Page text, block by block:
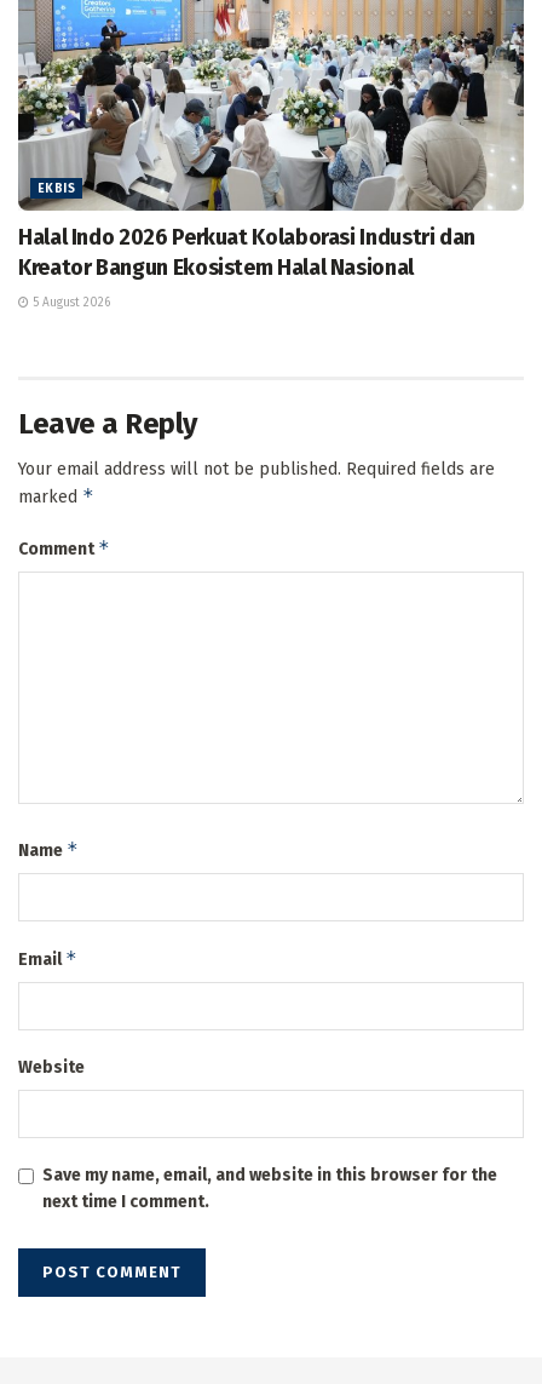
EKBIS
Halal Indo 2026 Perkuat Kolaborasi Industri dan
Kreator Bangun Ekosistem Halal Nasional
5 August 2026
Leave a Reply
Your email address will not be published. Required fields are
marked *
Comment*
Name *
Email*
Website
Save my name, email, and website in this browser for the
next time I comment.